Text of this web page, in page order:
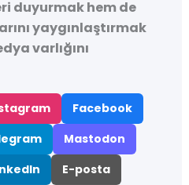
duyurmak hem de
yaygınlaştırmak
varlığını
Facebook
Mastodon
E-posta